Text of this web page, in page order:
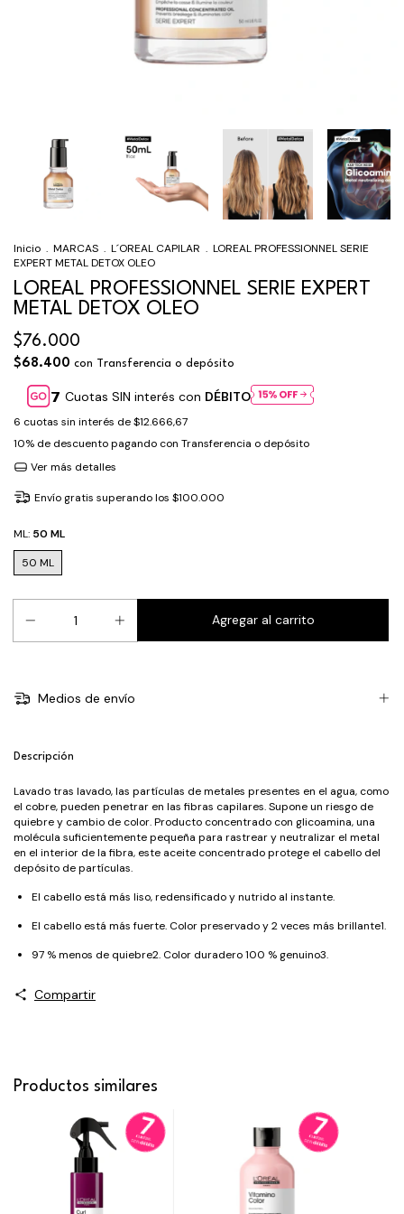
Inicio . MARCAS . L´OREAL CAPILAR . LOREAL PROFESSIONNEL SERIE
EXPERT METAL DETOX OLEO
LOREAL PROFESSIONNEL SERIE EXPERT
METAL DETOX OLEO
$76.000
$68.400 con Transferencia o depósito
Cuotas SIN interés con DÉBITO
6 cuotas sin interés de$12.666,67
10% de descuentopagando con Transferencia o depósito
Ver más detalles
Envío gratis superando los $100.000
ML: 50 ML
50 ML
Medios de envío
Descripción
Lavado tras lavado, las partículas de metales presentes en el agua, como
el cobre, pueden penetrar en las fibras capilares. Supone un riesgo de
quiebre y cambio de color. Producto concentrado con glicoamina, una
molécula suficientemente pequeña para rastrear y neutralizar el metal
en el interior de la fibra, este aceite concentrado protege el cabello del
depósito de partículas.
El cabello está más liso, redensificado y nutrido al instante.
El cabello está más fuerte. Color preservado y 2 veces más brillante1.
97 % menos de quiebre2. Color duradero 100 % genuino3.
Compartir
Productos similares